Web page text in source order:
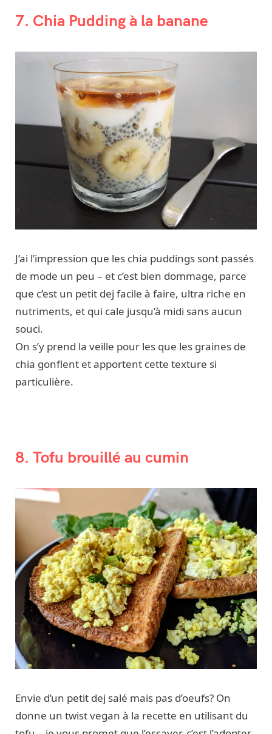
7. Chia Pudding à la banane
J’ai l’impression que les chia puddings sont passés
de mode un peu – et c’est bien dommage, parce
que c’est un petit dej facile à faire, ultra riche en
nutriments, et qui cale jusqu’à midi sans aucun
souci.
On s’y prend la veille pour les que les graines de
chia gonflent et apportent cette texture si
particulière.
8. Tofu brouillé au cumin
Envie d’un petit dej salé mais pas d’oeufs? On
donne un twist vegan à la recette en utilisant du